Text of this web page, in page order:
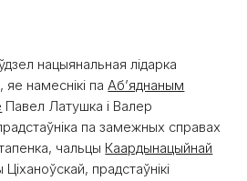
нацыянальная лідарка
яе намеснікі паАб’яднаным
Павел Латушка і Валер
па замежных справах
чальцы Каардынацыйнай
прадстаўнікі